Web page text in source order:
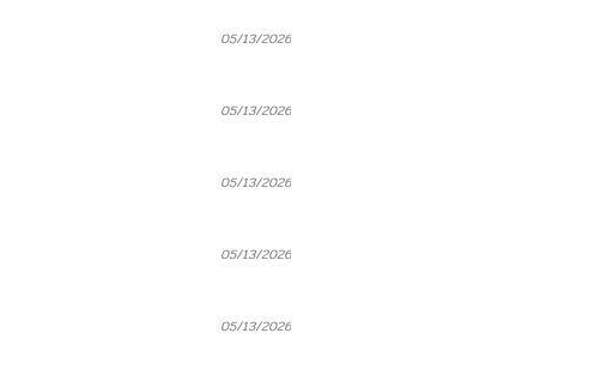
05/13/2026
05/13/2026
05/13/2026
05/13/2026
05/13/2026